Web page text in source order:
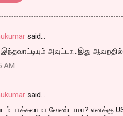
said…
அவுட்டா...இது
AM
said…
பாக்கலாமா வேண்டாமா? எனக்கு US